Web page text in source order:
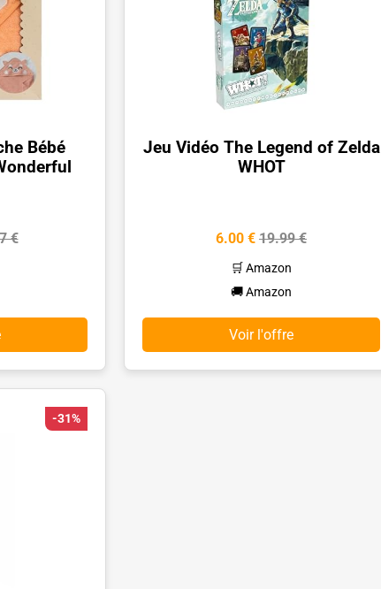
Bébé
€
Jeu Vidéo The Legend of Zelda
WHOT
6.00 € 19.99 €
🛒 Amazon
🚚 Amazon
Voir l'offre
-31%